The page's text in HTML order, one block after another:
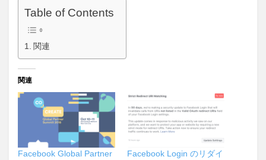
Table of Contents
関連
関連
Facebook Global Partner
Facebook Login のリダイ